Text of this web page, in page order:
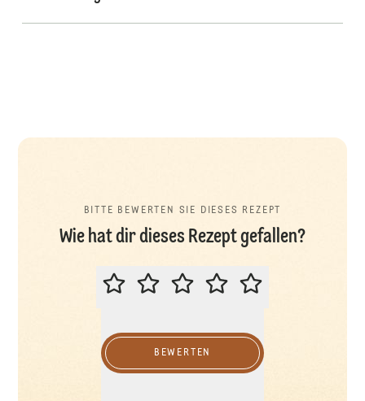
BITTE BEWERTEN SIE DIESES REZEPT
Wie hat dir dieses Rezept gefallen?
BITTE BEWERTEN SIE DIESES
BEWERTEN